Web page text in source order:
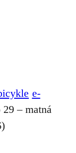
e-
– matná